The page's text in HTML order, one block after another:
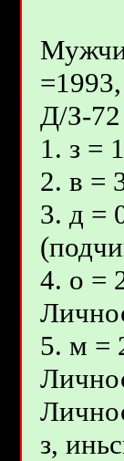
Д/З-
1. з =
2. в =
3. д =
4. о =
5. м =
з,